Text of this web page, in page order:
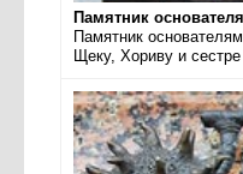
Памятник
Памятник
Щеку, Хориву и сестре